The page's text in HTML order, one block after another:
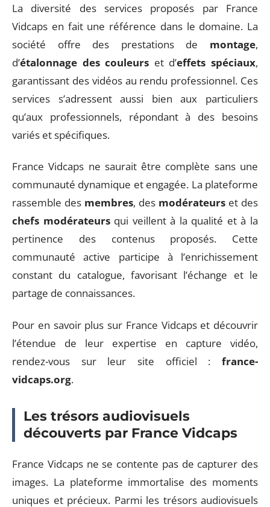
La diversité des services proposés par France
Vidcaps en fait une référence dans le domaine. La
société offre des prestations de montage,
d’étalonnage des couleurs et d’effets spéciaux,
garantissant des vidéos au rendu professionnel. Ces
services s’adressent aussi bien aux particuliers
qu’aux professionnels, répondant à des besoins
variés et spécifiques.
France Vidcaps ne saurait être complète sans une
communauté dynamique et engagée. La plateforme
rassemble des membres, des modérateurs et des
chefs modérateursqui veillent à la qualité et à la
pertinence des contenus proposés. Cette
communauté active participe à l’enrichissement
constant du catalogue, favorisant l’échange et le
partage de connaissances.
Pour en savoir plus sur France Vidcaps et découvrir
l’étendue de leur expertise en capture vidéo,
rendez-vous sur leur site officiel : france-
vidcaps.org.
Les trésors audiovisuels
découverts par France Vidcaps
France Vidcaps ne se contente pas de capturer des
images. La plateforme immortalise des moments
uniques et précieux. Parmi les trésors audiovisuels